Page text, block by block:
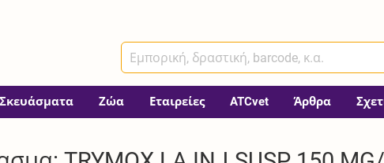
Σκευάσματα Ζώα Εταιρείες ATCvet Άρθρα